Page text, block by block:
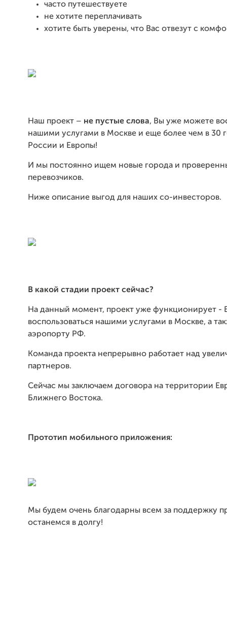
часто путешествуете
не хотите переплачивать
хотите быть уверены, что Вас отвезут с
Наш проект – не пустые слова, Вы уже можете
нашими услугами в Москве и еще более чем в 30
России и Европы!
И мы постоянно ищем новые города и
перевозчиков.
Ниже описание выгод для наших со-инвесторов.
В какой стадии проект сейчас?
На данный момент, проект уже функционирует -
воспользоваться нашими услугами в Москве, а
аэропорту РФ.
Команда проекта непрерывно работает над
партнеров.
Сейчас мы заключаем договора на территории
Ближнего Востока.
Прототип мобильного приложения:
Мы будем очень благодарны всем за поддержку
останемся в долгу!